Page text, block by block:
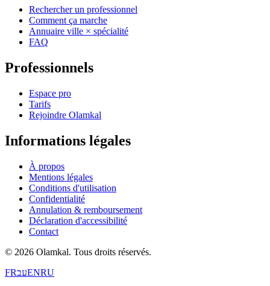
Rechercher un professionnel
Comment ça marche
Annuaire ville × spécialité
FAQ
Professionnels
Espace pro
Tarifs
Rejoindre Olamkal
Informations légales
À propos
Mentions légales
Conditions d'utilisation
Confidentialité
Annulation & remboursement
Déclaration d'accessibilité
Contact
© 2026 Olamkal. Tous droits réservés.
FRעבENRU